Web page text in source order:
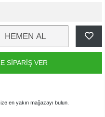
HEMEN AL
SİPARİŞ VER
en yakın mağazayı bulun.